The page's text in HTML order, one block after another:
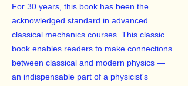
For 30 years, this book has been the
acknowledged standard in advanced
classical mechanics courses. This classic
book enables readers to make connections
between classical and modern physics —
an indispensable part of a physicist's